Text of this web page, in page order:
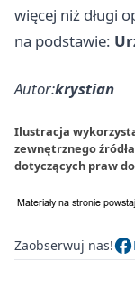
więcej niż długi
na podstawie:
Autor:krystian
Ilustracja
zewnętrznego
dotyczących praw
Zaobserwuj nas!